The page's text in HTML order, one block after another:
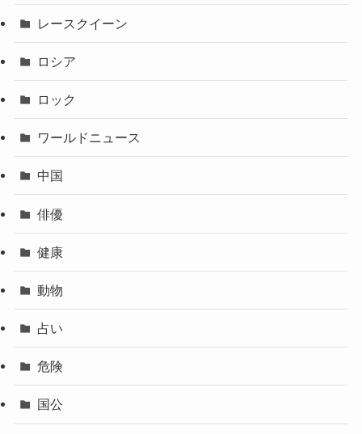
レースクイーン
ロシア
ロック
ワールドニュース
中国
俳優
健康
動物
占い
危険
国公